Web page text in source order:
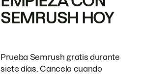
SEMRUSH HOY
Prueba Semrush gratis durante
siete días. Cancela cuando